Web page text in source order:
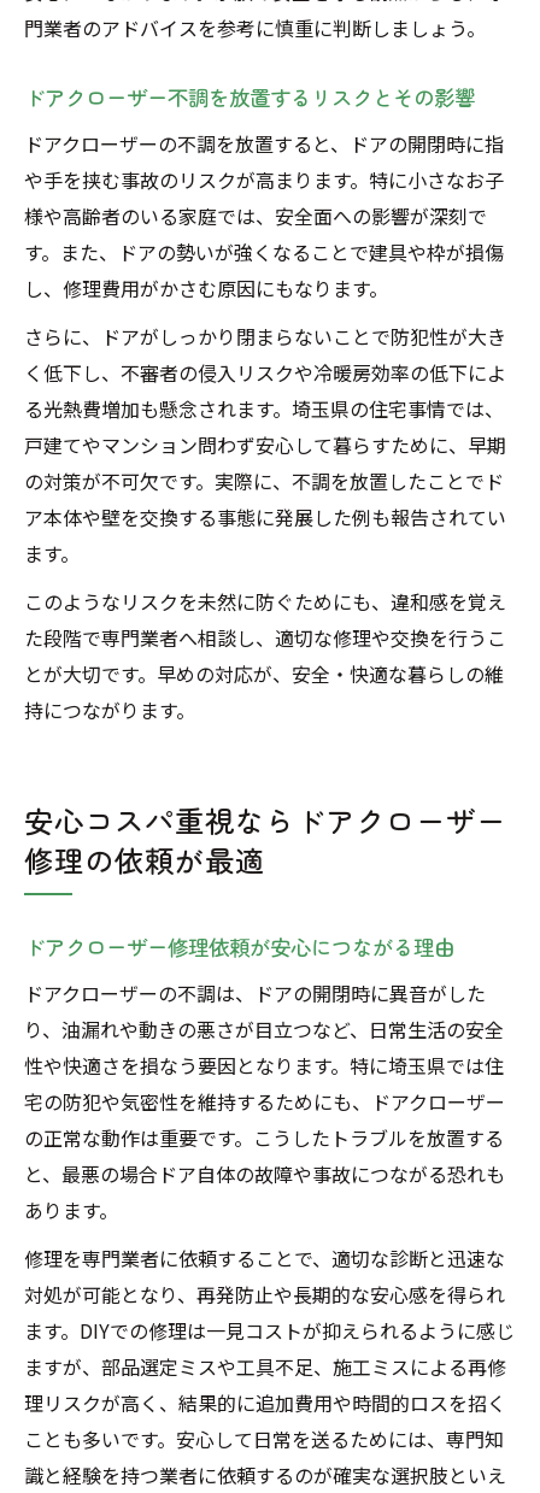
門業者のアドバイスを参考に慎重に判断しましょう。
ドアクローザー不調を放置するリスクとその影響
ドアクローザーの不調を放置すると、ドアの開閉時に指
や手を挟む事故のリスクが高まります。特に小さなお子
様や高齢者のいる家庭では、安全面への影響が深刻で
す。また、ドアの勢いが強くなることで建具や枠が損傷
し、修理費用がかさむ原因にもなります。
さらに、ドアがしっかり閉まらないことで防犯性が大き
く低下し、不審者の侵入リスクや冷暖房効率の低下によ
る光熱費増加も懸念されます。埼玉県の住宅事情では、
戸建てやマンション問わず安心して暮らすために、早期
の対策が不可欠です。実際に、不調を放置したことでド
ア本体や壁を交換する事態に発展した例も報告されてい
ます。
このようなリスクを未然に防ぐためにも、違和感を覚え
た段階で専門業者へ相談し、適切な修理や交換を行うこ
とが大切です。早めの対応が、安全・快適な暮らしの維
持につながります。
安心コスパ重視ならドアクローザー
修理の依頼が最適
ドアクローザー修理依頼が安心につながる理由
ドアクローザーの不調は、ドアの開閉時に異音がした
り、油漏れや動きの悪さが目立つなど、日常生活の安全
性や快適さを損なう要因となります。特に埼玉県では住
宅の防犯や気密性を維持するためにも、ドアクローザー
の正常な動作は重要です。こうしたトラブルを放置する
と、最悪の場合ドア自体の故障や事故につながる恐れも
あります。
修理を専門業者に依頼することで、適切な診断と迅速な
対処が可能となり、再発防止や長期的な安心感を得られ
ます。DIYでの修理は一見コストが抑えられるように感じ
ますが、部品選定ミスや工具不足、施工ミスによる再修
理リスクが高く、結果的に追加費用や時間的ロスを招く
ことも多いです。安心して日常を送るためには、専門知
識と経験を持つ業者に依頼するのが確実な選択肢といえ